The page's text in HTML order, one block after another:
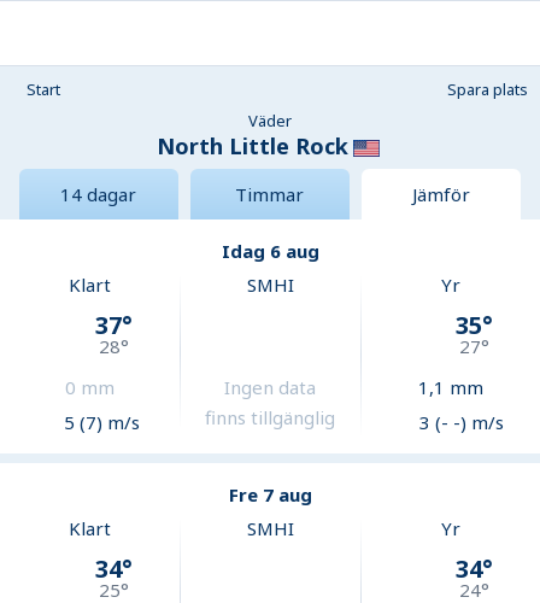
Start
Spara plats
Väder
North Little Rock
14 dagar Timmar Jämför
Idag 6 aug
Klart
37°
28°
0 mm
5 (7) m/s
SMHI
Ingen data
finns tillgänglig
Yr
35°
27°
1,1 mm
3 (- -) m/s
Fre 7 aug
Klart
34°
25°
SMHI Yr
34°
24°